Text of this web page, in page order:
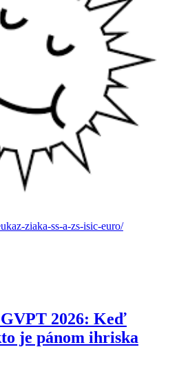
ziaka-ss-a-zs-isic-euro/
2026: Keď
je pánom ihriska